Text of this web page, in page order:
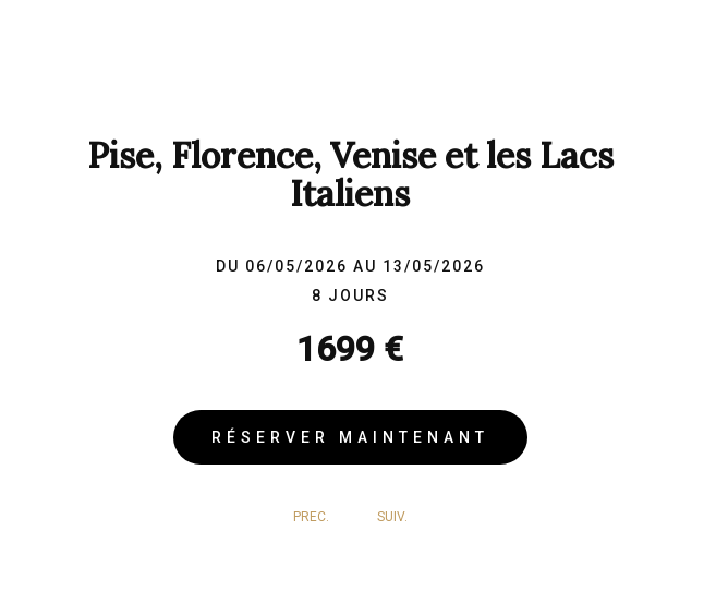
Pise, Florence, Venise et les Lacs
Italiens
DU 06/05/2026 AU 13/05/2026
8 JOURS
1699 €
RÉSERVER MAINTENANT
PREC. SUIV.